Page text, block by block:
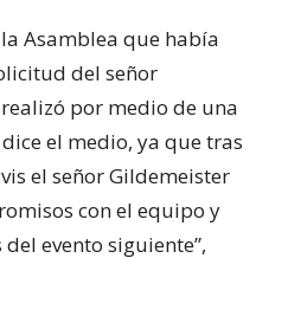
Asamblea que había
del señor
por medio de una
el medio, ya que tras
el señor Gildemeister
con el equipo y
evento siguiente”,